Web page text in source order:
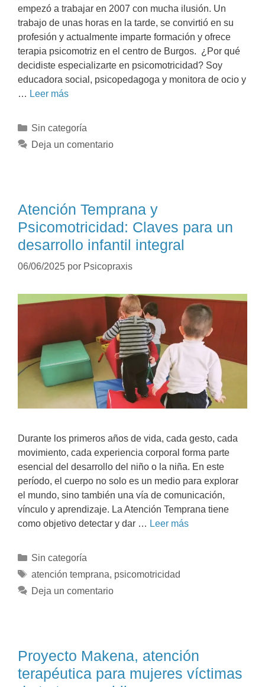
empezó a trabajar en 2007 con mucha ilusión. Un
trabajo de unas horas en la tarde, se convirtió en su
profesión y actualmente imparte formación y ofrece
terapia psicomotriz en el centro de Burgos. ¿Por qué
decidiste especializarte en psicomotricidad? Soy
educadora social, psicopedagoga y monitora de ocio y
… Leer más
Sin categoría
Deja un comentario
Atención Temprana y
Psicomotricidad: Claves para un
desarrollo infantil integral
06/06/2025 por Psicopraxis
Durante los primeros años de vida, cada gesto, cada
movimiento, cada experiencia corporal forma parte
esencial del desarrollo del niño o la niña. En este
período, el cuerpo no solo es un medio para explorar
el mundo, sino también una vía de comunicación,
vínculo y aprendizaje. La Atención Temprana tiene
como objetivo detectar y dar … Leer más
Sin categoría
atención temprana, psicomotricidad
Deja un comentario
Proyecto Makena, atención
terapéutica para mujeres víctimas